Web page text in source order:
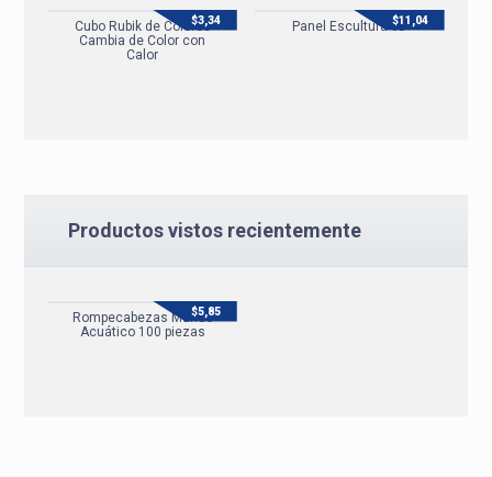
Cubo Rubik de Colores
Cambia de Color con
Calor
$3,34 Panel Escultura 3D
$11,04
Productos vistos recientemente
Rompecabezas Mundo
Acuático 100 piezas
$5,85